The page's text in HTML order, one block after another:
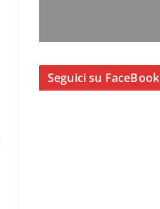
Seguici su FaceBook